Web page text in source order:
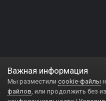
Важная информация
Мы разместили cookie-файлы
файлов, или продолжить без